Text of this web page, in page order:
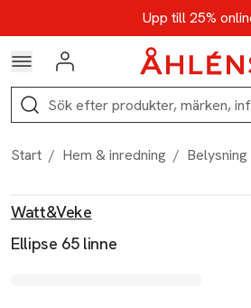
Hoppa till navigationsmenynUpp till 25%
Kod: AUG25 -
Logga in
Sök
Start / Hem & inredning / Belysning
Watt&Veke
Ellipse 65 linne